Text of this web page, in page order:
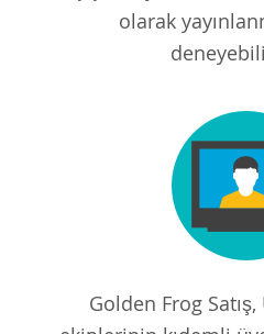
olarak
Golden Frog